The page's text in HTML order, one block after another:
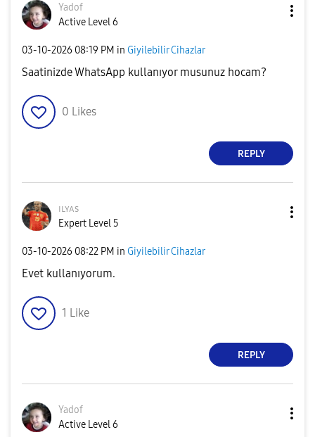
Yadof
Active Level 6
‎03-10-2026 08:19 PM in Giyilebilir Cihazlar
Saatinizde WhatsApp kullanıyor musunuz hocam?
0 Likes
REPLY
ɪʟʏᴀs
Expert Level 5
‎03-10-2026 08:22 PM in Giyilebilir Cihazlar
Evet kullanıyorum.
1 Like
REPLY
Yadof
Active Level 6